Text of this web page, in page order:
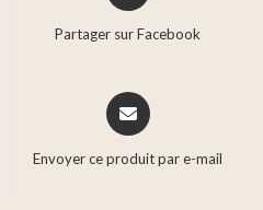
Partager sur Facebook
Envoyer ce produit par e-mail